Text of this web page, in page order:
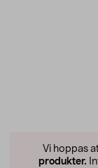
Vi hoppas
produkter.